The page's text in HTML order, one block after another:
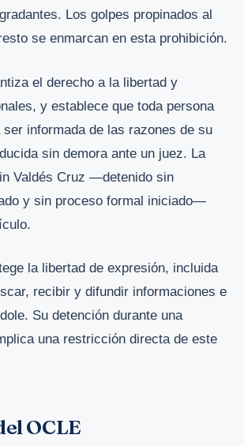
Los golpes propinados al
se enmarcan en esta prohibición.
el derecho a la libertad y
y establece que toda persona
ser informada de las razones de su
sin demora ante un juez. La
Valdés Cruz —detenido sin
y sin proceso formal iniciado—
la libertad de expresión, incluida
recibir y difundir informaciones e
Su detención durante una
una restricción directa de este
OCLE